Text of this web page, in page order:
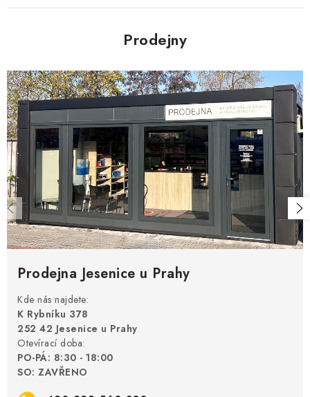
Prodejny
Prodejna Jesenice u Prahy
Kde nás najdete:
K Rybníku 378
252 42 Jesenice u Prahy
Otevírací doba:
PO-PÁ: 8:30 - 18:00
SO: ZAVŘENO